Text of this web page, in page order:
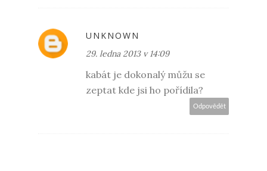
UNKNOWN
29. ledna 2013 v 14:09
kabát je dokonalý můžu se
zeptat kde jsi ho pořídila?
Odpovědět